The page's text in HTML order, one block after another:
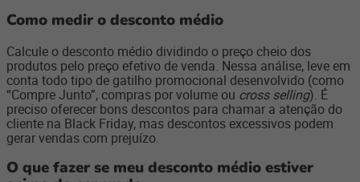
Como medir o desconto médio
Calcule o desconto médio dividindo o preço cheio dos
produtos pelo preço efetivo de venda. Nessa análise, leve em
conta todo tipo de gatilho promocional desenvolvido (como
“Compre Junto”, compras por volume ou cross selling). É
preciso oferecer bons descontos para chamar a atenção do
cliente na Black Friday, mas descontos excessivos podem
gerar vendas com prejuízo.
O que fazer se meu desconto médio estiver